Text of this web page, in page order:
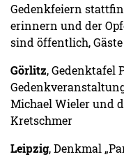
Gedenkfeiern
erinnern und der
sind öffentlich,
Görlitz, Gedenktafel
Michael Wieler und
Kretschmer
Leipzig, Denkmal